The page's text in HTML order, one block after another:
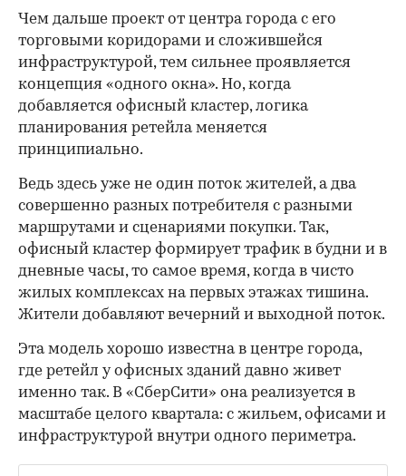
Чем дальше проект от центра города с его
торговыми коридорами и сложившейся
инфраструктурой, тем сильнее проявляется
концепция «одного окна». Но, когда
добавляется офисный кластер, логика
планирования ретейла меняется
принципиально.
Ведь здесь уже не один поток жителей, а два
совершенно разных потребителя с разными
маршрутами и сценариями покупки. Так,
офисный кластер формирует трафик в будни и в
дневные часы, то самое время, когда в чисто
жилых комплексах на первых этажах тишина.
Жители добавляют вечерний и выходной поток.
Эта модель хорошо известна в центре города,
где ретейл у офисных зданий давно живет
именно так. В «СберСити» она реализуется в
масштабе целого квартала: с жильем, офисами и
инфраструктурой внутри одного периметра.